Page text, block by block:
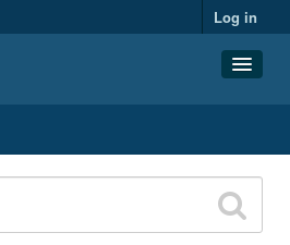
Log in